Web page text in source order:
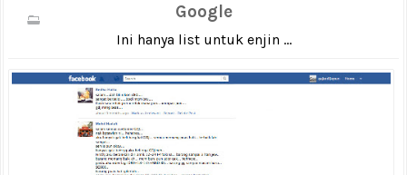
Google
Ini hanya list untuk enjin ...